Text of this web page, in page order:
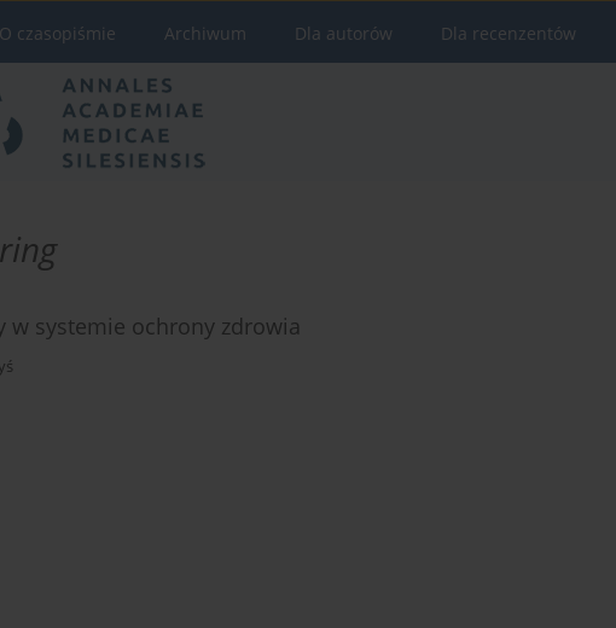
O czasopiśmie Archiwum Dla autorów Dla recenzentów
w systemie ochrony zdrowia